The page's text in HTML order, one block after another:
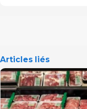
Articles liés